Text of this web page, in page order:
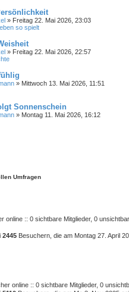
» Freitag 22. Mai 2026, 23:03
so spielt
» Freitag 22. Mai 2026, 22:57
» Mittwoch 13. Mai 2026, 11:51
Sonnenschein
» Montag 11. Mai 2026, 16:12
Umfragen
online :: 0 sichtbare Mitglieder, 0
2445 Besuchern, die am Montag 27. April
online :: 0 sichtbare Mitglieder, 0